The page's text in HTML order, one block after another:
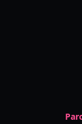
Style Chibi